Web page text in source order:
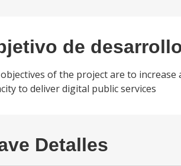
de
of the project are to
to deliver digital public services
Detalles